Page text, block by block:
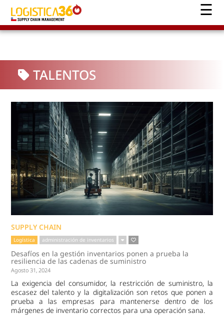
TALENTOS
SUPPLY CHAIN
Logística administración de inventarios
Desafíos en la gestión inventarios ponen a prueba la
resiliencia de las cadenas de suministro
Agosto 31, 2024
La exigencia del consumidor, la restricción de suministro, la
escasez del talento y la digitalización son retos que ponen a
prueba a las empresas para mantenerse dentro de los
márgenes de inventario correctos para una operación sana.